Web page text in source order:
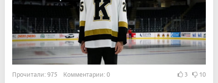
Прочитали: 975 Комментарии: 0 3 10